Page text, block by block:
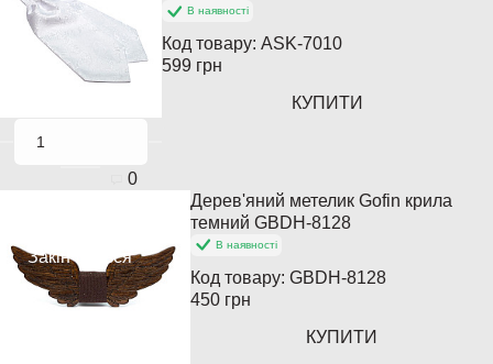
0
В наявності
Код товару: ASK-7010
599 грн
КУПИТИ
Закінчується
Дерев'яний метелик Gofin крила
темний GBDH-8128
В наявності
Код товару: GBDH-8128
450 грн
КУПИТИ